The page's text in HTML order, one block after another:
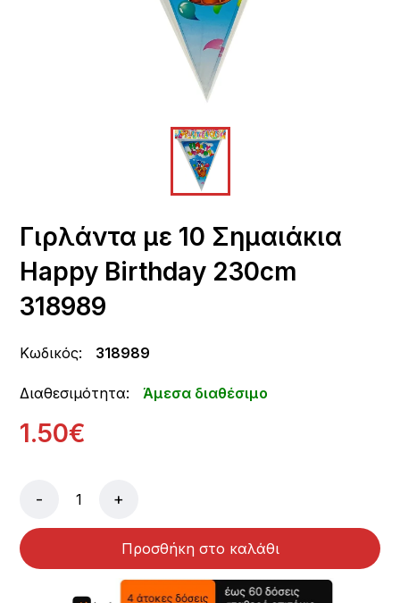
Γιρλάντα με 10 Σημαιάκια
Happy Birthday 230cm
318989
Κωδικός: 318989
Διαθεσιμότητα: Άμεσα διαθέσιμο
1.50€
- +
Προσθήκη στο καλάθι